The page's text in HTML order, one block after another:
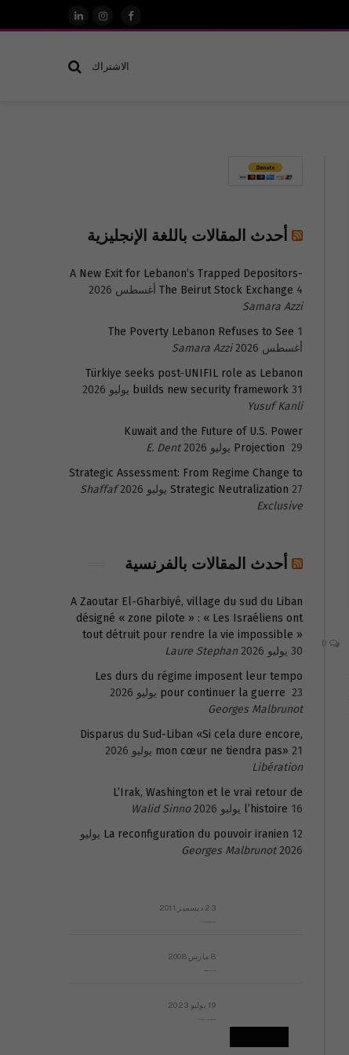
فيسبوكالانستغرام
لينكدإن
الاشتراك
أحدث المقالات باللغة الإنجليزية
A New Exit for Lebanon’s Trapped Depositors-
The Beirut Stock Exchange 4 أغسطس 2026
Samara Azzi
The Poverty Lebanon Refuses to See 1
أغسطس 2026
Samara Azzi
Türkiye seeks post-UNIFIL role as Lebanon
builds new security framework 31 يوليو 2026
Yusuf Kanli
Kuwait and the Future of U.S. Power
Projection 29 يوليو 2026
E. Dent
Strategic Assessment: From Regime Change to
Strategic Neutralization 27 يوليو 2026
Shaffaf
Exclusive
أحدث المقالات بالفرنسية
A Zaoutar El-Gharbiyé, village du sud du Liban
désigné « zone pilote » : « Les Israéliens ont
tout détruit pour rendre la vie impossible »
30 يوليو 2026
Laure Stephan
Les durs du régime imposent leur tempo
pour continuer la guerre 23 يوليو 2026
Georges Malbrunot
Disparus du Sud-Liban «Si cela dure encore,
mon cœur ne tiendra pas» 21 يوليو 2026
Libération
L’Irak, Washington et le vrai retour de
l’histoire 16 يوليو 2026
Walid Sinno
La reconfiguration du pouvoir iranien 12 يوليو
2026
Georges Malbrunot
23 ديسمبر 2011
8 مارس 2008
19 يوليو 2023